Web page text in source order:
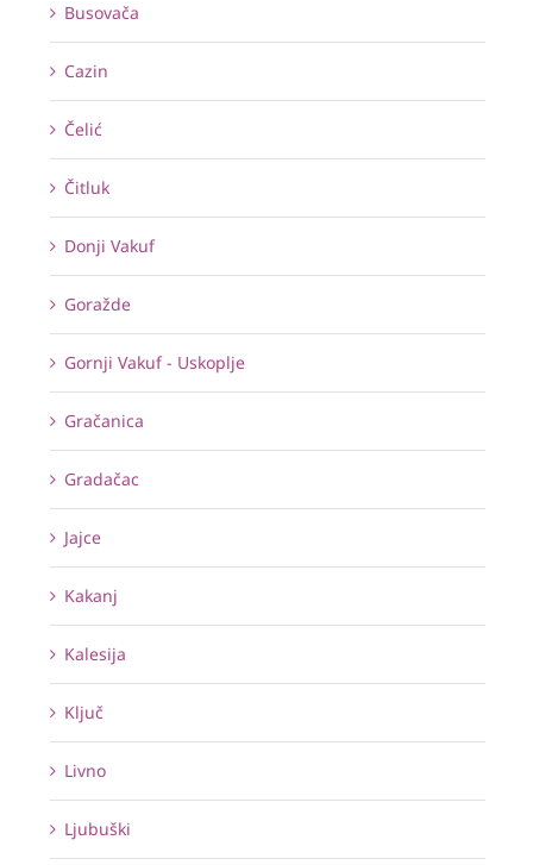
Busovača
Cazin
Čelić
Čitluk
Donji Vakuf
Goražde
Gornji Vakuf - Uskoplje
Gračanica
Gradačac
Jajce
Kakanj
Kalesija
Ključ
Livno
Ljubuški